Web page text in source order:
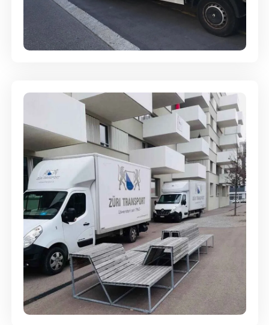
Full-Service - Für Privatumzüge
Umzugsreinigung - mit
Abgabegarantie